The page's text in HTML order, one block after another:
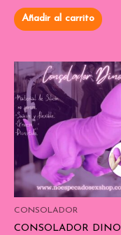
de
5
Añadir al carrito
CONSOLADOR
CONSOLADOR DINO